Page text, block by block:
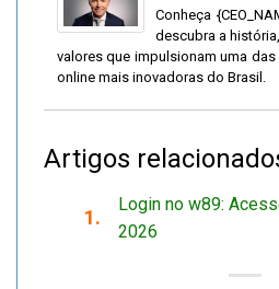
Conheça
descubra a
valores que impulsionam uma
online mais inovadoras do Brasil.
Artigos
Login no w89:
2026